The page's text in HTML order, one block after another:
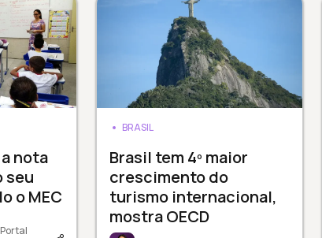
nota
seu
o MEC
BRASIL
Brasil tem 4º maior
crescimento do
turismo internacional,
mostra OECD